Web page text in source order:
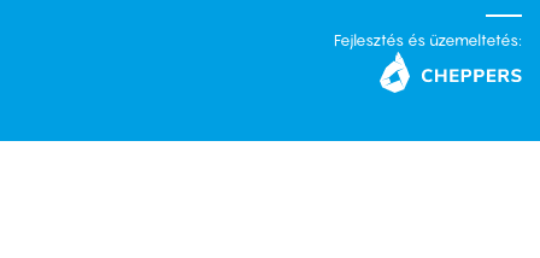
Fejlesztés és üzemeltetés: